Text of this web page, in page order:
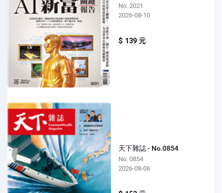
No. 2021
2026-08-10
$ 139 元
天下雜誌 - No.0854
No. 0854
2026-08-06